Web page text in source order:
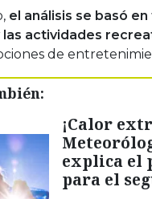
el análisis se basó
las actividades
de
¡Calor
explica el
para el